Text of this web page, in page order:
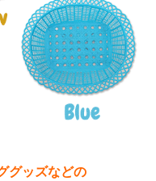
グッズなどの